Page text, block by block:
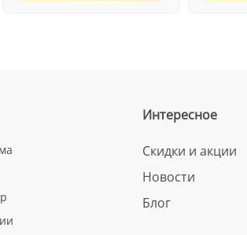
Интересное
Скидки и акции
Новости
Блог